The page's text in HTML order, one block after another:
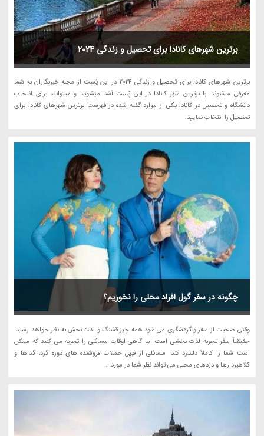
برترین شهرهای کانادا برای تحصیل و زندگی 2024
برترین شهرهای کانادا برای تحصیل و زندگی 2024 در این پُست از مجله خبرنگاران به شما
معرفی میشوند. با برترین شهر کانادا در این پُست آشنا میشوید و میتوانید برای انتخاب
دانشگاه و تحصیل در کانادا یکی از موارد گفته شده در فهرست برترین شهرهای کانادا برای
تحصیل را انتخاب نمایید.
چگونه در سفر گول افراد محلی را نخوریم؟
وقتی صحبت از سفر و گردشگری می شود همه چیز قشنگ و لذت بخش به نظر خواهد رسید!
حقیقتاً سفر تجربه لذت بخشی است اما گاهی اوقات مسائلی را تجربه می کنید که ممکن
است شما را کاملاً دلسرد کند. مسائلی از قبیل حملات فروشنده های دوره گرد، گداها و
کلاهبردارها و دزدهای محلی می تواند نظر شما در مورد...